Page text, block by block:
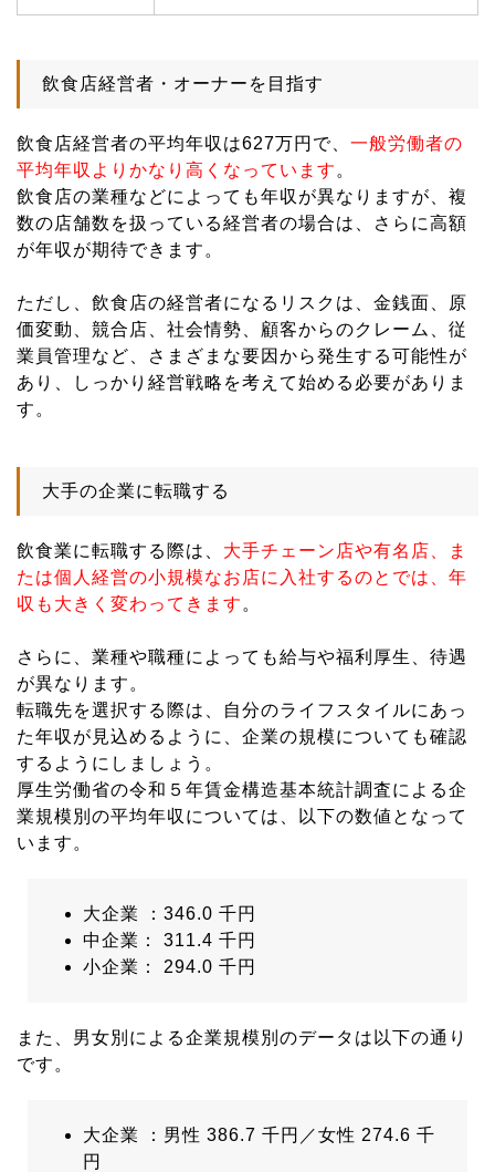
飲食店経営者・オーナーを目指す
飲食店経営者の平均年収は627万円で、 一般労働者の
平均年収よりかなり高くなっています 。
飲食店の業種などによっても年収が異なりますが、複
数の店舗数を扱っている経営者の場合は、さらに高額
が年収が期待できます。
ただし、飲食店の経営者になるリスクは、金銭面、原
価変動、競合店、社会情勢、顧客からのクレーム、従
業員管理など、さまざまな要因から発生する可能性が
あり、しっかり経営戦略を考えて始める必要がありま
す。
大手の企業に転職する
飲食業に転職する際は、 大手チェーン店や有名店、ま
たは個人経営の小規模なお店に入社するのとでは、年
収も大きく変わってきます 。
さらに、業種や職種によっても給与や福利厚生、待遇
が異なります。
転職先を選択する際は、自分のライフスタイルにあっ
た年収が見込めるように、企業の規模についても確認
するようにしましょう。
厚生労働省の令和５年賃金構造基本統計調査による企
業規模別の平均年収については、以下の数値となって
います。
大企業 ：346.0 千円
中企業： 311.4 千円
小企業： 294.0 千円
また、男女別による企業規模別のデータは以下の通り
です。
大企業 ：男性 386.7 千円／女性 274.6 千
円